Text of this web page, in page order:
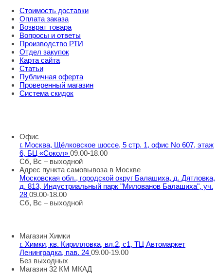
Стоимость доставки
Оплата заказа
Возврат товара
Вопросы и ответы
Производство РТИ
Отдел закупок
Карта сайта
Статьи
Публичная оферта
Проверенный магазин
Система скидок
Офис
г. Москва, Щёлковское шоссе, 5 стр. 1, офис No 607, этаж
6, БЦ «Сокол» 09.00-18.00
Сб, Вс – выходной
Адрес пункта самовывоза в Москве
Московская обл., городской округ Балашиха, д. Дятловка,
д. 813, Индустриальный парк "Милованов Балашиха", уч.
28 09.00-18.00
Сб, Вс – выходной
Магазин Химки
г. Химки, кв. Кирилловка, вл.2, с1, ТЦ Автомаркет
Ленинградка, пав. 24 09.00-19.00
Без выходных
Магазин 32 КМ МКАД